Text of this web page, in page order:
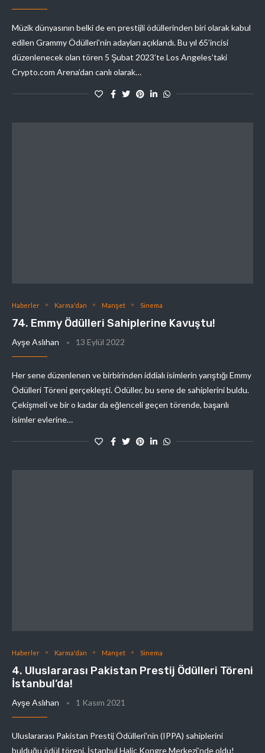
Müzik dünyasının belki de en prestijli ödüllerinden biri olarak kabul
edilen Grammy Ödülleri’nin adayları açıklandı. Bu yıl 65’incisi
düzenlenecek olan tören 5 Şubat 2023’te Los Angeles’taki
Crypto.com Arena’dan canlı olarak…
Haberler Karma'dan Manşet Sinema
74. Emmy Ödülleri Sahiplerine Kavuştu!
Ayşe Aslıhan 13 Eylül 2022
Her sene düzenlenen ve birbirinden iddialı isimlerin yarıştığı Emmy
Ödülleri Töreni gerçekleşti. Ödüller, bu sene de sahiplerini buldu.
Çekişmeli ve bir o kadar da eğlenceli geçen törende, başarılı
isimler evlerine…
Haberler Karma'dan Manşet Sinema
4. Uluslararası Pakistan Prestij Ödülleri Töreni
İstanbul’da!
Ayşe Aslıhan 1 Kasım 2021
Uluslararası Pakistan Prestij Ödülleri’nin (IPPA) sahiplerini
bulduğu ödül töreni, İstanbul Haliç Kongre Merkezi’nde oldu!